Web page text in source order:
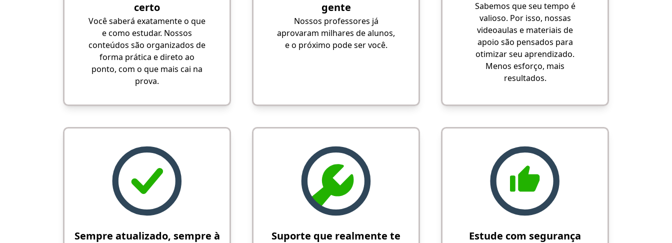
certo
Você saberá exatamente o que
e como estudar. Nossos
conteúdos são organizados de
forma prática e direto ao
ponto, com o que mais cai na
prova.
gente
Nossos professores já
aprovaram milhares de alunos,
e o próximo pode ser você.
Sabemos que seu tempo é
valioso. Por isso, nossas
videoaulas e materiais de
apoio são pensados para
otimizar seu aprendizado.
Menos esforço, mais
resultados.
Sempre atualizado, sempre à
Suporte que realmente te
Estude com segurança